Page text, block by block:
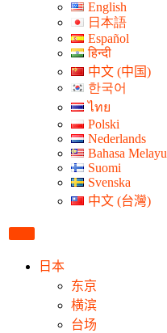
English
日本語
Español
हिन्दी
中文 (中国)
한국어
ไทย
Polski
Nederlands
Bahasa Melayu
Suomi
Svenska
中文 (台灣)
日本
东京
横滨
台场